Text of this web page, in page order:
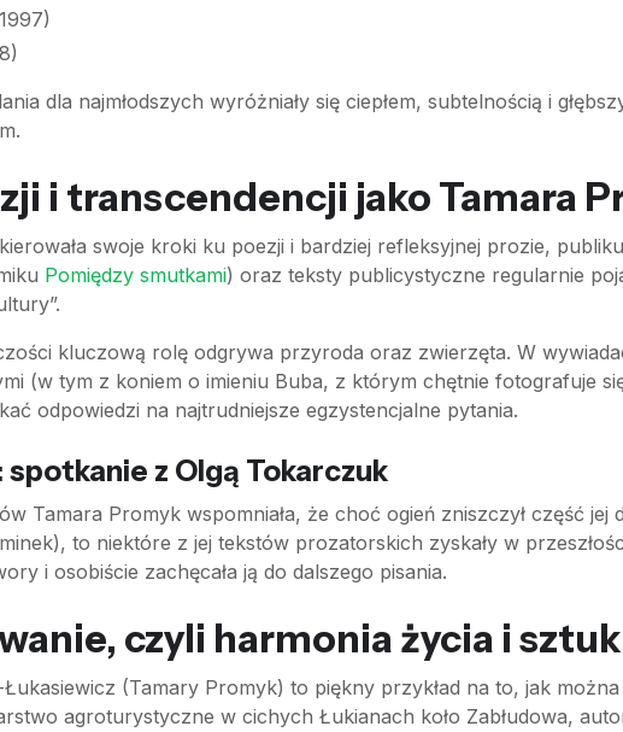
dla najmłodszych wyróżniały się ciepłem, subtelnością i
i transcendencji jako Tamara
swoje kroki ku poezji i bardziej refleksyjnej prozie,
Pomiędzy smutkami) oraz teksty publicystyczne regularnie
kluczową rolę odgrywa przyroda oraz zwierzęta. W
(w tym z koniem o imieniu Buba, z którym chętnie fotografuje
odpowiedzi na najtrudniejsze egzystencjalne pytania.
z Olgą Tokarczuk
Tamara Promyk wspomniała, że choć ogień zniszczył część
to niektóre z jej tekstów prozatorskich zyskały w
i osobiście zachęcała ją do dalszego pisania.
czyli harmonia życia i
(Tamary Promyk) to piękny przykład na to, jak
agroturystyczne w cichych Łukianach koło Zabłudowa,